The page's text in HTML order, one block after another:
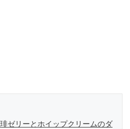
ゼリーとホイップクリームのダ